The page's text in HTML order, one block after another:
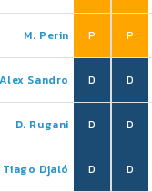
M. Perin P
Alex Sandro D
D. Rugani D
Tiago Djaló D
P
D
D
D